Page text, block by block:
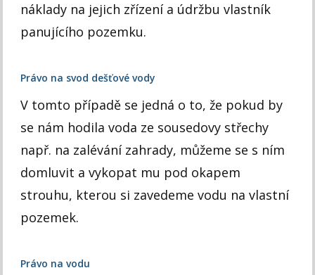
náklady na jejich zřízení a údržbu vlastník
panujícího pozemku.
Právo na svod dešťové vody
V tomto případě se jedná o to, že pokud by
se nám hodila voda ze sousedovy střechy
např. na zalévání zahrady, můžeme se s ním
domluvit a vykopat mu pod okapem
strouhu, kterou si zavedeme vodu na vlastní
pozemek.
Právo na vodu